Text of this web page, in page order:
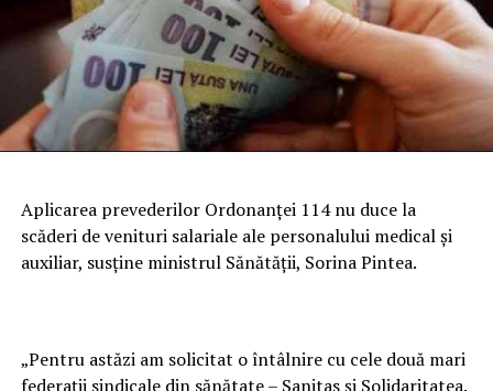
Aplicarea prevederilor Ordonanţei 114 nu duce la
scăderi de venituri salariale ale personalului medical şi
auxiliar, susţine ministrul Sănătăţii, Sorina Pintea.
„Pentru astăzi am solicitat o întâlnire cu cele două mari
federaţii sindicale din sănătate – Sanitas şi Solidaritatea.